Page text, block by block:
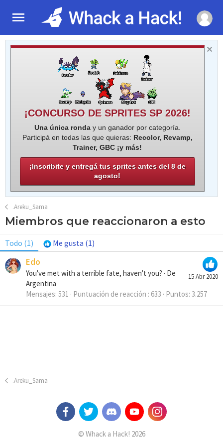
¡CONCURSO DE SPRITES SP 2026!
Una única ronday un ganador por categoría.
Participá en todas las que quieras: Recolor, Revamp,
Trainer, GBC ¡y más!
¡Inscribite y entregá tus sprites antes del 8 de
agosto!
.Areku_Sama
Miembros que reaccionaron a esto
Todo (1) Me gusta (1)
15 Abr 2020
Edo
You've met with a terrible fate, haven't you? · De
Argentina
Mensajes 531 Puntuación de reacción 633 Puntos 3.257
.Areku_Sama
© Whack a Hack! 2026